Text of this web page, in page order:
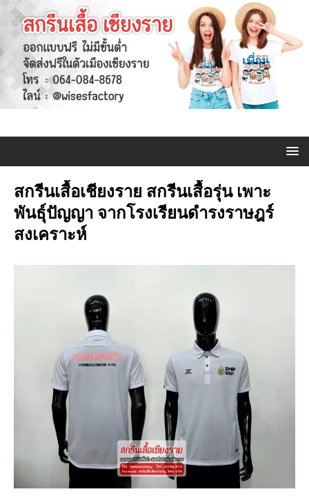
สกรีนเสื้อเชียงราย สกรีนเสื้อรุ่น เพาะ
พันธุ์ปัญญา จากโรงเรียนดำรงราษฎร์
สงเคราะห์